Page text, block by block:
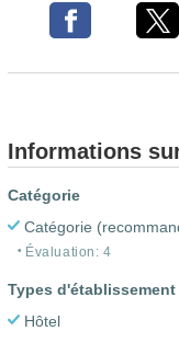
Informations
Catégorie
Catégorie
Évaluation: 4
Types d'établissement
Hôtel